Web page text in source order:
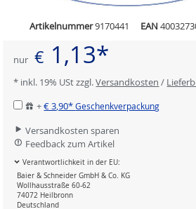
Artikelnummer9170441 EAN
nur € 1,13*
* inkl. 19% USt zzgl.Versandkosten /
+€ 3,90*Geschenkverpackung
Versandkosten sparen
Feedback zum Artikel
Verantwortlichkeit in der EU:
Baier & Schneider GmbH & Co. KG
Wollhausstraße 60-62
74072 Heilbronn
Deutschland